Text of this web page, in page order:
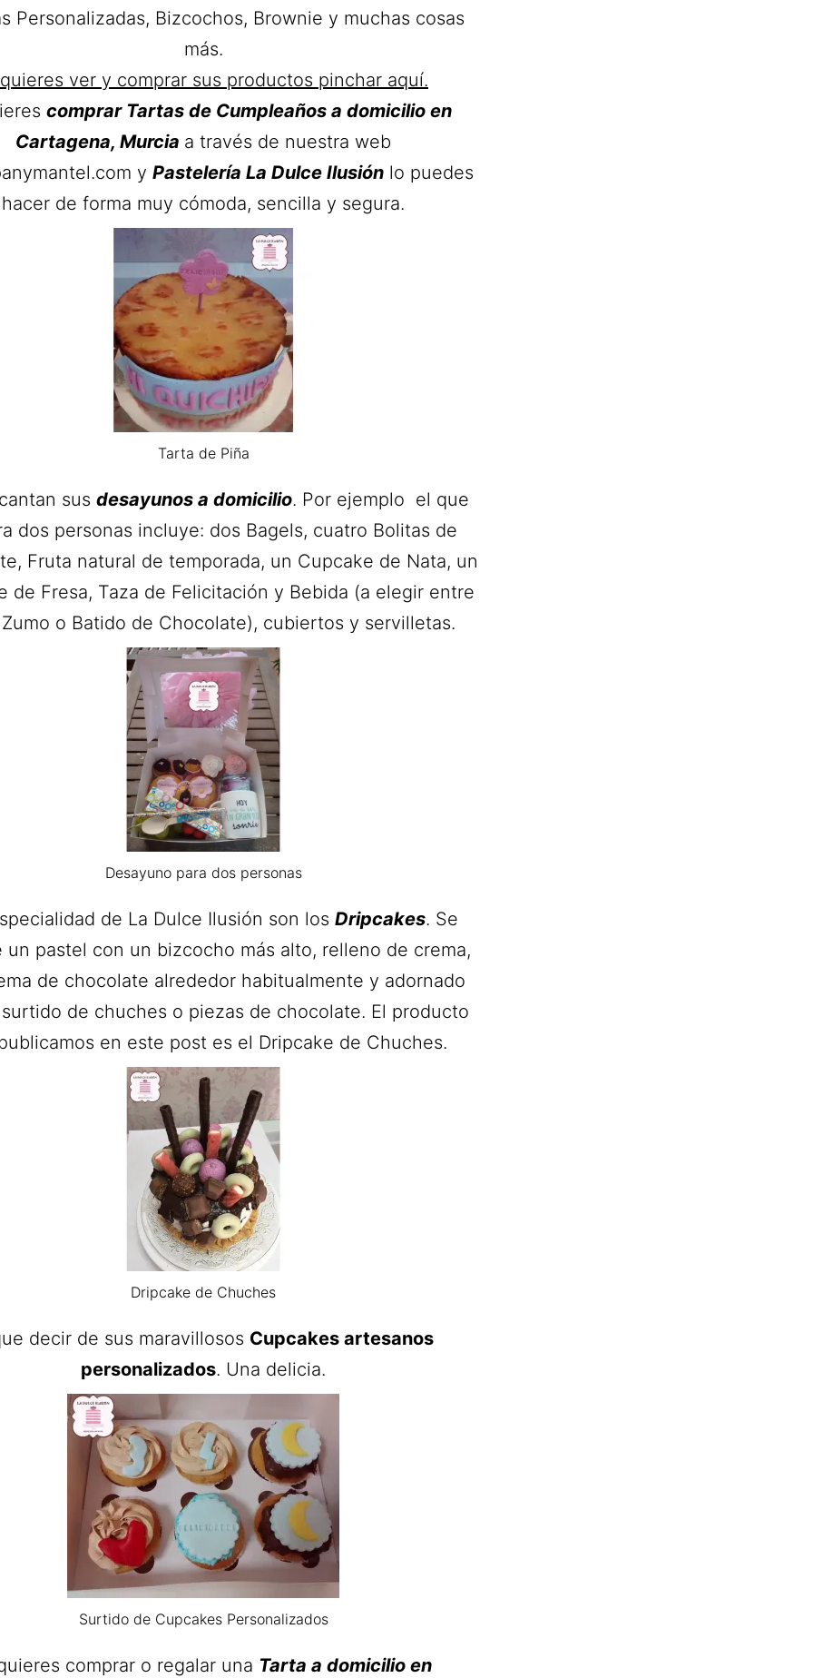
Personalizadas, Bizcochos, Brownie y muchas cosas
más.
ver y comprar sus productos pinchar aquí.
comprar Tartas de Cumpleaños a domicilio en
Cartagena, Murcia a través de nuestra web
y Pastelería La Dulce Ilusiónlo puedes
hacer de forma muy cómoda, sencilla y segura.
Tarta de Piña
sus desayunos a domicilio. Por ejemplo el que
dos personas incluye: dos Bagels, cuatro Bolitas de
Fruta natural de temporada, un Cupcake de Nata, un
de Fresa, Taza de Felicitación y Bebida (a elegir entre
o Batido de Chocolate), cubiertos y servilletas.
Desayuno para dos personas
de La Dulce Ilusión son los Dripcakes. Se
un pastel con un bizcocho más alto, relleno de crema,
de chocolate alrededor habitualmente y adornado
de chuches o piezas de chocolate. El producto
en este post es el Dripcake de Chuches.
Dripcake de Chuches
decir de sus maravillosos Cupcakes artesanos
personalizados. Una delicia.
Surtido de Cupcakes Personalizados
comprar o regalar una Tarta a domicilio en